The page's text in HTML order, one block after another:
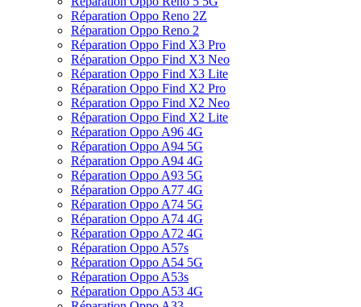
Réparation Oppo A94 5G
Réparation Oppo A94 4G
Réparation Oppo A93 5G
Réparation Oppo A77 4G
Réparation Oppo A74 5G
Réparation Oppo A74 4G
Réparation Oppo A72 4G
Réparation Oppo A57s
Réparation Oppo A54 5G
Réparation Oppo A53s
Réparation Oppo A53 4G
Réparation Oppo A33
Réparation Oppo A32
Réparation Oppo A17 / A17k
Réparation Oppo A15
Réparation Oppo A9 2020
Réparation Oppo RX17 Neo
Réparation Oppo K9 5G
Réparation Oppo F21 Pro 4G
Réparation Oppo F19